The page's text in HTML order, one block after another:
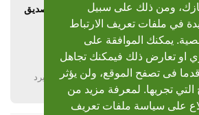
ومن ذلك على سبيل
في ملفات تعريف الارتباط
يمكنك الموافقة على
او تعارض ذلك فيمكنك تجاهل
فى تصفح الموقع، ولن يؤثر
تجريها. لمعرفة مزيد من
على سياسة ملفات تعريف
المقامات الإبداعية للشيخ محمد صديق
يرد